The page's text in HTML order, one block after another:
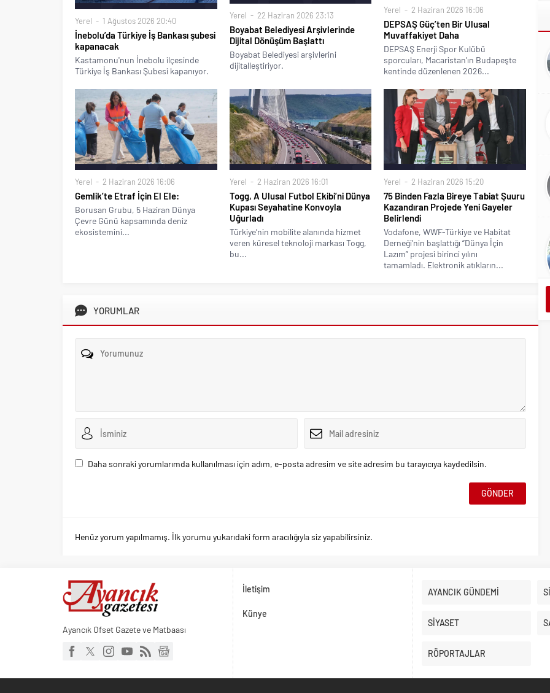
Yerel 1 Ağustos 2026 20:40
İnebolu’da Türkiye İş Bankası şubesi
kapanacak
Kastamonu'nun İnebolu ilçesinde
Türkiye İş Bankası Şubesi kapanıyor.
Yerel 22 Haziran 2026 23:13
Boyabat Belediyesi Arşivlerinde
Dijital Dönüşüm Başlattı
Boyabat Belediyesi arşivlerini
dijitalleştiriyor.
Yerel 2 Haziran 2026 16:06
DEPSAŞ Güç’ten Bir Ulusal
Muvaffakiyet Daha
DEPSAŞ Enerji Spor Kulübü
sporcuları, Macaristan’ın Budapeşte
kentinde düzenlenen 2026...
Yerel 2 Haziran 2026 16:06
Gemlik’te Etraf İçin El Ele:
Borusan Grubu, 5 Haziran Dünya
Çevre Günü kapsamında deniz
ekosistemini...
Yerel 2 Haziran 2026 16:01
Togg, A Ulusal Futbol Ekibi’ni Dünya
Kupası Seyahatine Konvoyla
Uğurladı
Türkiye’nin mobilite alanında hizmet
veren küresel teknoloji markası Togg,
bu...
Yerel 2 Haziran 2026 15:20
75 Binden Fazla Bireye Tabiat Şuuru
Kazandıran Projede Yeni Gayeler
Belirlendi
Vodafone, WWF-Türkiye ve Habitat
Derneği’nin başlattığı “Dünya İçin
Lazım” projesi birinci yılını
tamamladı. Elektronik atıkların...
YORUMLAR
Daha sonraki yorumlarımda kullanılması için adım, e-posta adresim ve site adresim bu tarayıcıya kaydedilsin.
Henüz yorum yapılmamış. İlk yorumu yukarıdaki form aracılığıyla siz yapabilirsiniz.
Ayancık Ofset Gazete ve Matbaası
İletişim
Künye
AYANCIK GÜNDEMİ
SİYASET
RÖPORTAJLAR